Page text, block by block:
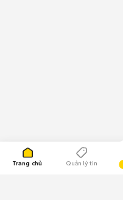
Trang chủ Quản lý tin